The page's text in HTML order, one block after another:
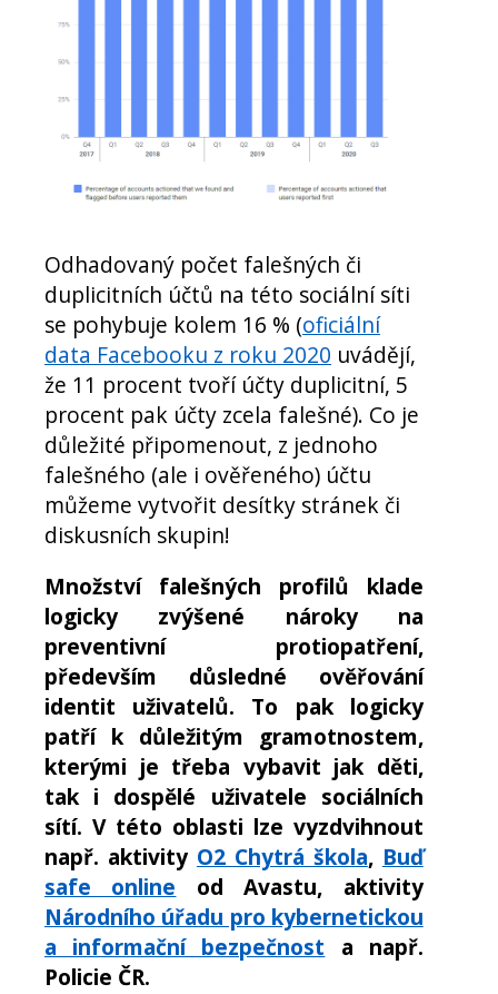
Odhadovaný počet falešných či
duplicitních účtů na této sociální síti
se pohybuje kolem 16 % (oficiální
data Facebooku z roku 2020 uvádějí,
že 11 procent tvoří účty duplicitní, 5
procent pak účty zcela falešné). Co je
důležité připomenout, z jednoho
falešného (ale i ověřeného) účtu
můžeme vytvořit desítky stránek či
diskusních skupin!
Množství falešných profilů klade
logicky zvýšené nároky na
preventivní protiopatření,
především důsledné ověřování
identit uživatelů. To pak logicky
patří k důležitým gramotnostem,
kterými je třeba vybavit jak děti,
tak i dospělé uživatele sociálních
sítí. V této oblasti lze vyzdvihnout
např. aktivity O2 Chytrá škola, Buď
safe online od Avastu, aktivity
Národního úřadu pro kybernetickou
a informační bezpečnost a např.
Policie ČR.